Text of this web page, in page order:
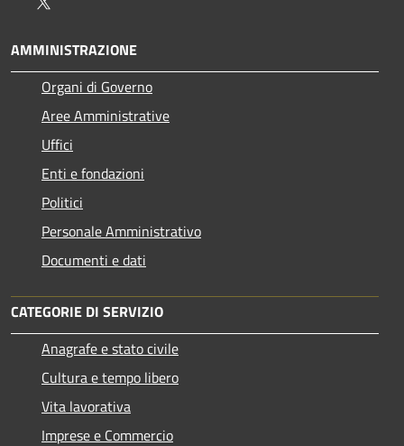
AMMINISTRAZIONE
Organi di Governo
Aree Amministrative
Uffici
Enti e fondazioni
Politici
Personale Amministrativo
Documenti e dati
CATEGORIE DI SERVIZIO
Anagrafe e stato civile
Cultura e tempo libero
Vita lavorativa
Imprese e Commercio